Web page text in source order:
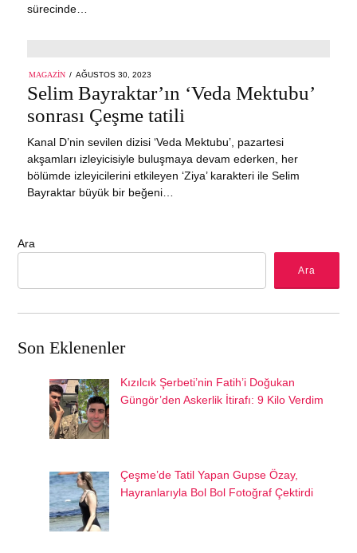
sürecinde…
MAGAZIN
POSTED
ON
AĞUSTOS 30, 2023
Selim Bayraktar’ın ‘Veda Mektubu’
sonrası Çeşme tatili
Kanal D’nin sevilen dizisi ‘Veda Mektubu’, pazartesi
akşamları izleyicisiyle buluşmaya devam ederken, her
bölümde izleyicilerini etkileyen ‘Ziya’ karakteri ile Selim
Bayraktar büyük bir beğeni…
Ara
Ara
Son Eklenenler
Kızılcık Şerbeti’nin Fatih’i Doğukan
Güngör’den Askerlik İtirafı: 9 Kilo Verdim
Çeşme’de Tatil Yapan Gupse Özay,
Hayranlarıyla Bol Bol Fotoğraf Çektirdi